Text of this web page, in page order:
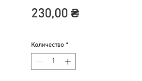
230,00 ₴Цена
Количество *